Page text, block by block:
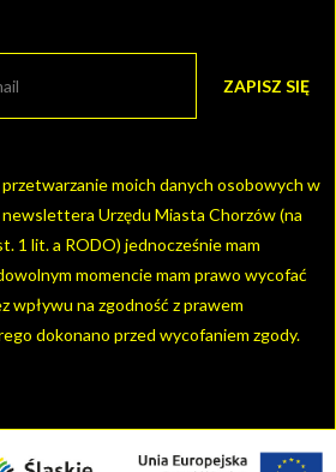
przetwarzanie moich danych osobowych w
Urzędu Miasta Chorzów (na
1 lit. a RODO) jednocześnie mam
momencie mam prawo wycofać
wpływu na zgodność z prawem
dokonano przed wycofaniem zgody.